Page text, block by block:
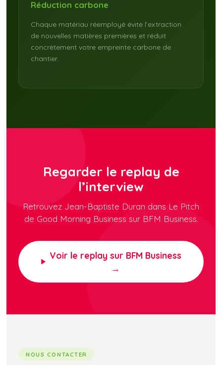
Réduction carbone
Chaque matériau réemployé évite l’extraction
de nouvelles matières premières et réduit
concrètement votre empreinte carbone de
chantier.
Regarder le replay de
l’interview
Retrouvez Jean-Baptiste Duran dans Le Pitch
de Good Morning Business sur BFM Business.
Voir le replay sur BFM Business
→
NOUS CONTACTER